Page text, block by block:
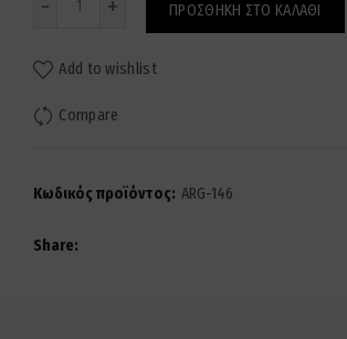
ΠΡΟΣΘΉΚΗ ΣΤΟ ΚΑΛΆΘΙ
Add to wishlist
Compare
Κωδικός προϊόντος: ARG-146
Share